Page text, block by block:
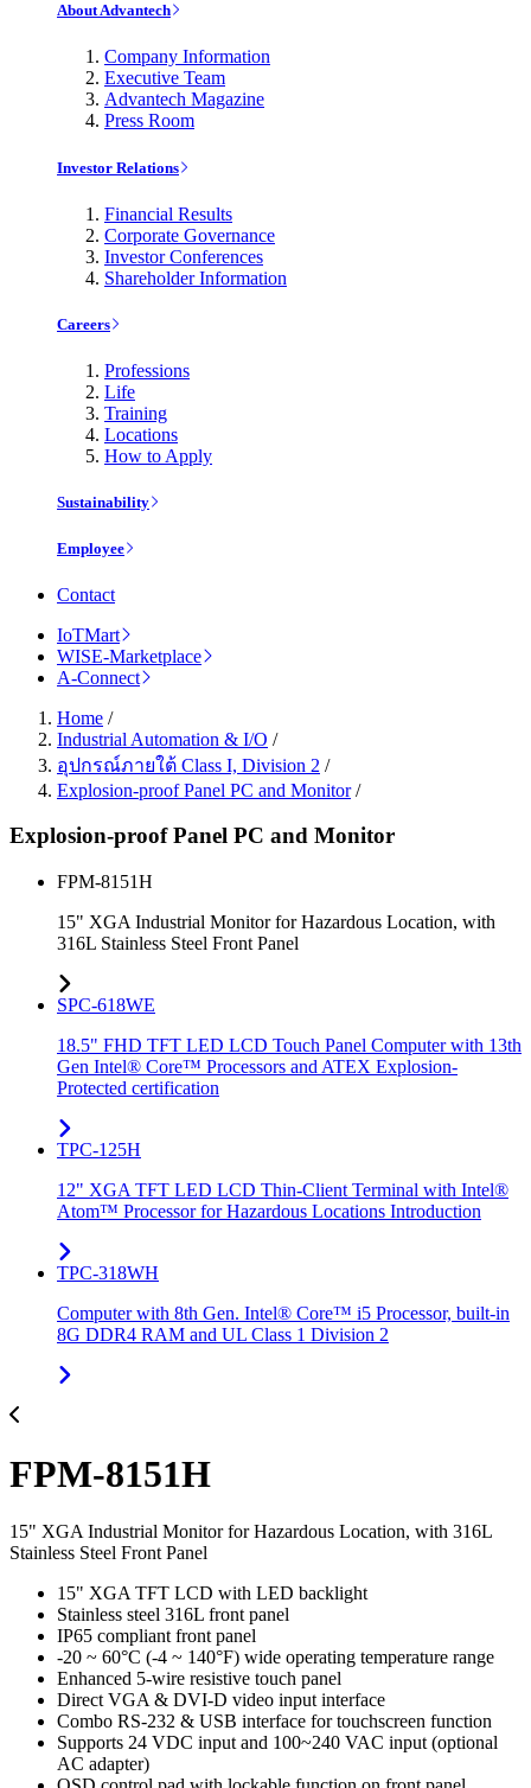
About Advantech
Company Information
Executive Team
Advantech Magazine
Press Room
Investor Relations
Financial Results
Corporate Governance
Investor Conferences
Shareholder Information
Careers
Professions
Life
Training
Locations
How to Apply
Sustainability
Employee
Contact
IoTMart
WISE-Marketplace
A-Connect
Home /
Industrial Automation & I/O /
อุปกรณ์ภายใต้ Class I, Division 2 /
Explosion-proof Panel PC and Monitor/
Explosion-proof Panel PC and Monitor
FPM-8151H
15" XGA Industrial Monitor for Hazardous Location, with
316L Stainless Steel Front Panel
SPC-618WE
18.5" FHD TFT LED LCD Touch Panel Computer with 13th
Gen Intel® Core™ Processors and ATEX Explosion-
Protected certification
TPC-125H
12" XGA TFT LED LCD Thin-Client Terminal with Intel®
Atom™ Processor for Hazardous Locations Introduction
TPC-318WH
Computer with 8th Gen. Intel® Core™ i5 Processor, built-in
8G DDR4 RAM and UL Class 1 Division 2
FPM-8151H
15" XGA Industrial Monitor for Hazardous Location, with 316L
Stainless Steel Front Panel
15" XGA TFT LCD with LED backlight
Stainless steel 316L front panel
IP65 compliant front panel
-20 ~ 60°C (-4 ~ 140°F) wide operating temperature range
Enhanced 5-wire resistive touch panel
Direct VGA & DVI-D video input interface
Combo RS-232 & USB interface for touchscreen function
Supports 24 VDC input and 100~240 VAC input (optional
AC adapter)